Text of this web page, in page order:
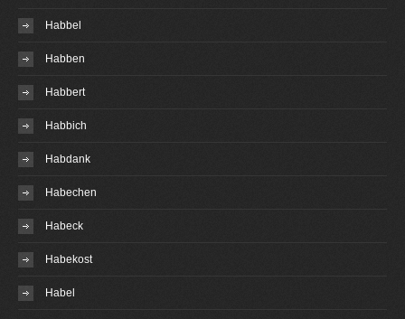
Habbel
Habben
Habbert
Habbich
Habdank
Habechen
Habeck
Habekost
Habel